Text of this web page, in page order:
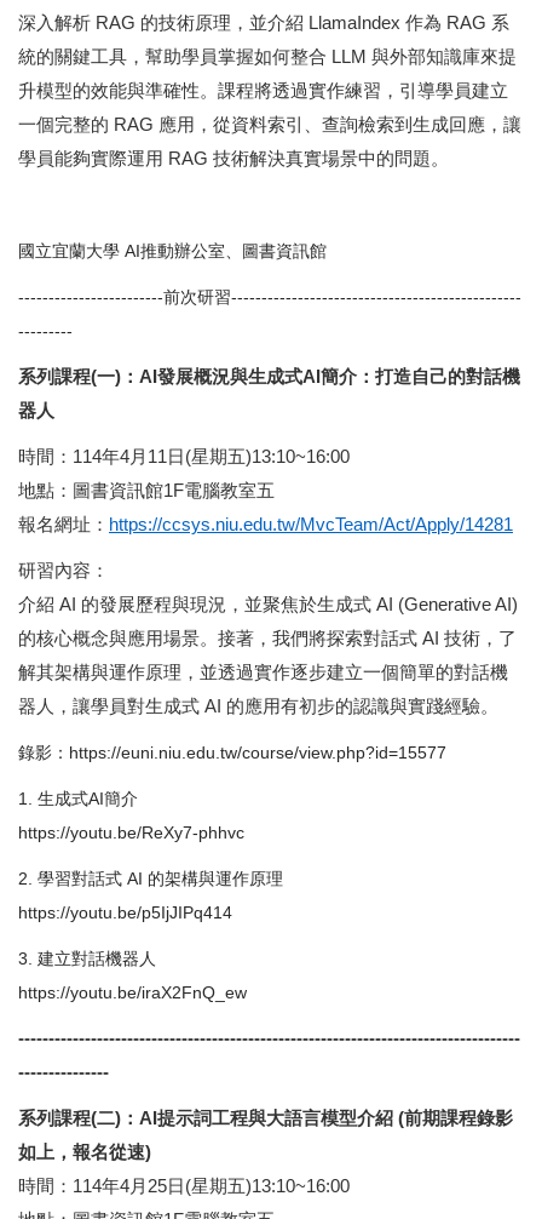
深入解析 RAG 的技術原理，並介紹 LlamaIndex 作為 RAG 系
統的關鍵工具，幫助學員掌握如何整合 LLM 與外部知識庫來提
升模型的效能與準確性。課程將透過實作練習，引導學員建立
一個完整的 RAG 應用，從資料索引、查詢檢索到生成回應，讓
學員能夠實際運用 RAG 技術解決真實場景中的問題。
國立宜蘭大學 AI推動辦公室、圖書資訊館
------------------------前次研習------------------------------------------------
---------
系列課程(一)：AI發展概況與生成式AI簡介： 打造自己的對話機
器人
時間：114年4月11日(星期五)13:10~16:00
地點：圖書資訊館1F電腦教室五
報名網址： https://ccsys.niu.edu.tw/MvcTeam/Act/Apply/14281
研習內容：
介紹 AI 的發展歷程與現況，並聚焦於生成式 AI (Generative AI)
的核心概念與應用場景。接著，我們將探索對話式 AI 技術，了
解其架構與運作原理，並透過實作逐步建立一個簡單的對話機
器人，讓學員對生成式 AI 的應用有初步的認識與實踐經驗。
錄影：https://euni.niu.edu.tw/course/view.php?id=15577
1. 生成式AI簡介
https://youtu.be/ReXy7-phhvc
2. 學習對話式 AI 的架構與運作原理
https://youtu.be/p5IjJIPq414
3. 建立對話機器人
https://youtu.be/iraX2FnQ_ew
-----------------------------------------------------------------------------------
---------------
系列課程(二)：AI提示詞工程與大語言模型介紹 (前期課程錄影
如上，報名從速)
時間：114年4月25日(星期五)13:10~16:00